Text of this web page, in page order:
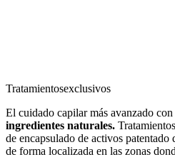
Tratamientosexclusivos
El cuidado capilar más avanzado con
ingredientes naturales.
de encapsulado de activos patentado
de forma localizada en las zonas